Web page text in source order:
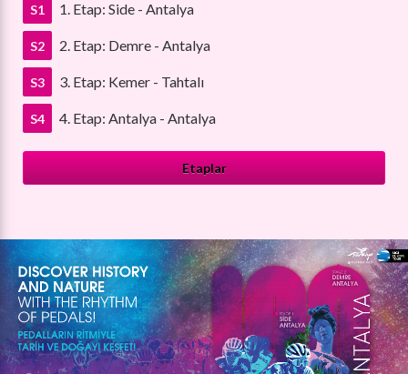
S1 1. Etap: Side - Antalya
S2 2. Etap: Demre - Antalya
S3 3. Etap: Kemer - Tahtalı
S4 4. Etap: Antalya - Antalya
Etaplar